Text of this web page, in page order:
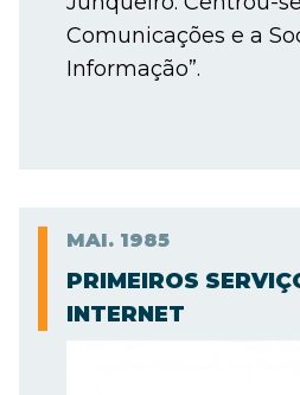
Comunicações e a
Informação”.
MAI. 1985
PRIMEIROS
INTERNET